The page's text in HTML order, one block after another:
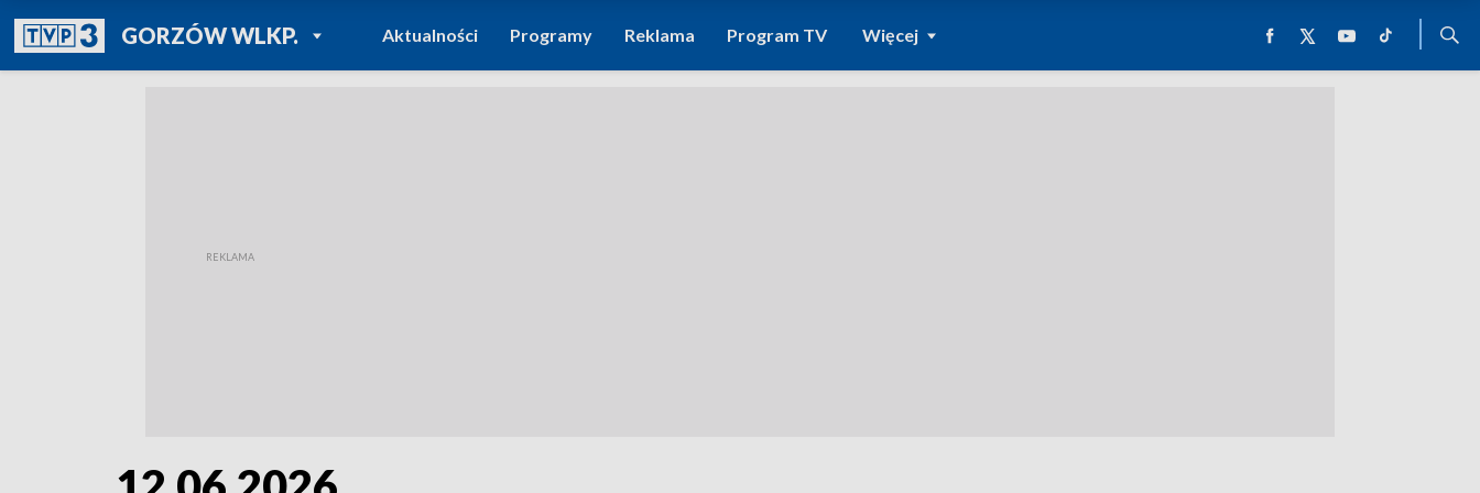
GORZÓW WLKP.POWRÓT DO
TVP REGIONY
Aktualności Programy Reklama Program TV Więcej